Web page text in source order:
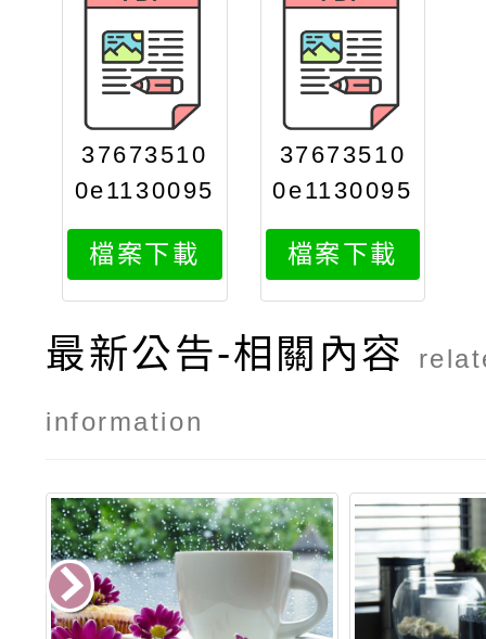
37673510
0e1130095
218attach
1
檔案下載
37673510
0e1130095
218print
檔案下載
最新公告-相關內容
information